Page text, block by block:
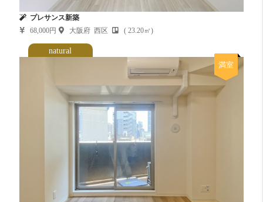
プレサンス新築
68,000円
大阪府 西区 ( 23.20㎡)
natural
満室